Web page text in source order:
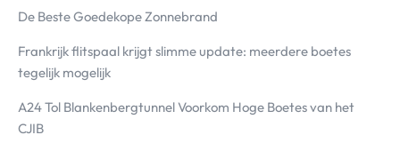
De Beste Goedekope Zonnebrand
Frankrijk flitspaal krijgt slimme update: meerdere boetes
tegelijk mogelijk
A24 Tol Blankenbergtunnel Voorkom Hoge Boetes van het
CJIB